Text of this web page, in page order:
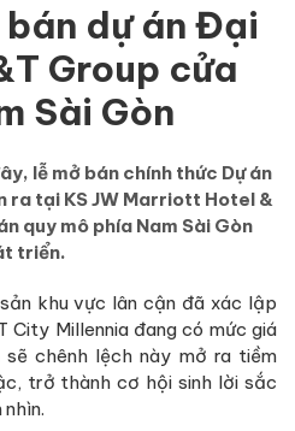
dự án Đại
Group cửa
Sài Gòn
lễ mở bán chính thức Dự án
ra tại KS JW Marriott Hotel &
quy mô phía Nam Sài Gòn
triển.
khu vực lân cận đã xác lập
Millennia đang có mức giá
chênh lệch này mở ra tiềm
trở thành cơ hội sinh lời sắc